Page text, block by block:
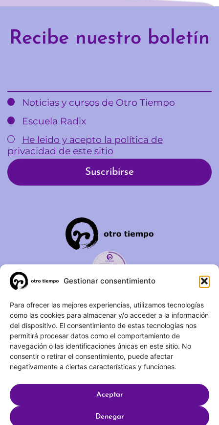
Gestionar consentimiento
Para ofrecer las mejores experiencias, utilizamos tecnologías
como las cookies para almacenar y/o acceder a la información
del dispositivo. El consentimiento de estas tecnologías nos
permitirá procesar datos como el comportamiento de
navegación o las identificaciones únicas en este sitio. No
consentir o retirar el consentimiento, puede afectar
negativamente a ciertas características y funciones.
Aceptar
Denegar
Recibe nuestro boletín
Noticias y cursos de Otro Tiempo
Escuela Radix
He leido y acepto la política de
privacidad de este sitio
C/ Duque de Fernán Núñez,
2 – 1ºA 28012 – Madrid
(+34) 623 183 283
info@otrotiempo.org
Hecho con por SocialCo © 2025 Otro Tiempo